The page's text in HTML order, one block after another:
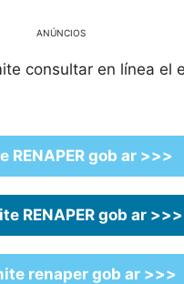
ANÚNCIOS
consultar en línea el
RENAPER gob ar >>>
RENAPER gob ar >>>
renaper gob ar >>>